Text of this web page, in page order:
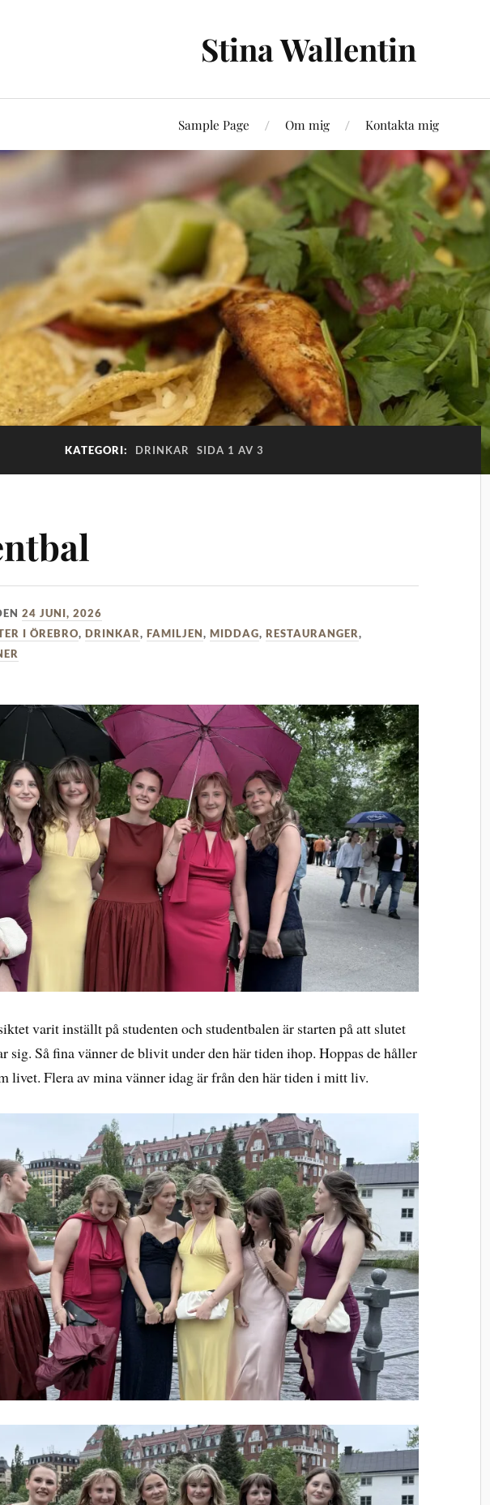
Stina Wallentin
Sample Page Om mig Kontakta mig
KATEGORI: DRINKAR SIDA 1 AV 3
24 JUNI, 2026
I ÖREBRO,DRINKAR,FAMILJEN,MIDDAG,RESTAURANGER,
varit inställt på studenten och studentbalen är starten på att slutet
sig. Så fina vänner de blivit under den här tiden ihop. Hoppas de håller
livet. Flera av mina vänner idag är från den här tiden i mitt liv.